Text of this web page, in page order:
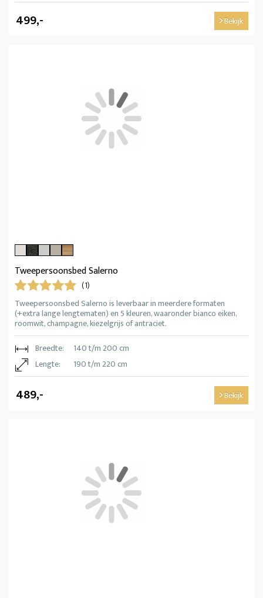
499,- Bekijk
Tweepersoonsbed Salerno
(1)
Tweepersoonsbed Salerno is leverbaar in meerdere formaten
(+extra lange lengtematen) en 5 kleuren, waaronder bianco eiken,
roomwit, champagne, kiezelgrijs of antraciet.
Breedte:
140 t/m 200 cm
Lengte:
190 t/m 220 cm
489,- Bekijk